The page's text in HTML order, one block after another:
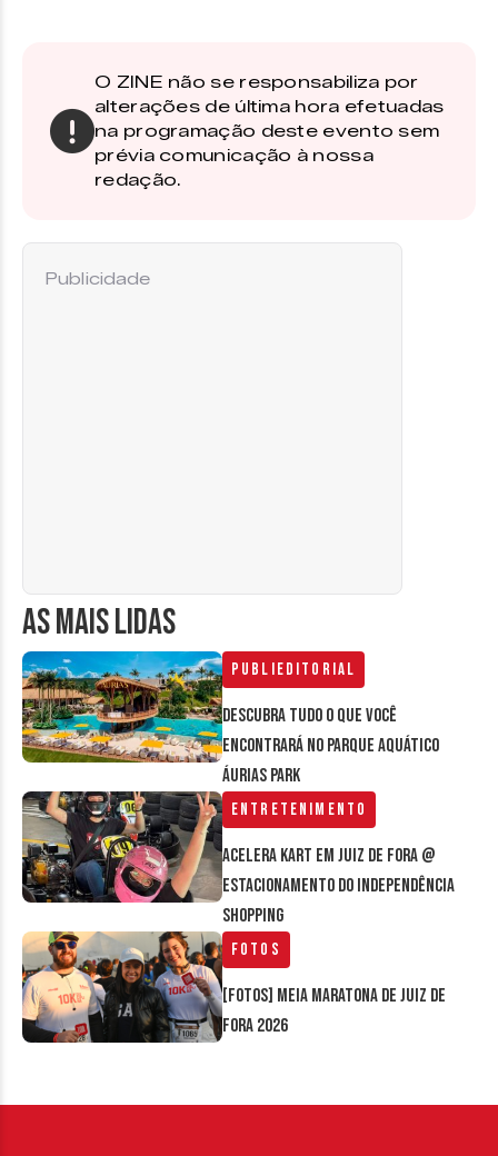
O ZINE não se responsabiliza por
alterações de última hora efetuadas
na programação deste evento sem
prévia comunicação à nossa
redação.
AS MAIS LIDAS
Publieditorial
Descubra tudo o que você
encontrará no parque aquático
Áurias Park
Entretenimento
Acelera Kart em Juiz de Fora @
estacionamento do Independência
Shopping
Fotos
[FOTOS] Meia Maratona de Juiz de
Fora 2026
Publicidade